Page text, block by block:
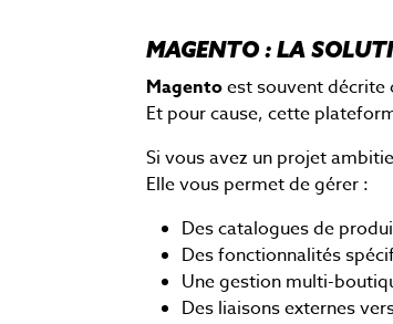
MAGENTO : LA
Magentoest souvent décrite
Et pour cause, cette
Si vous avez un projet
Elle vous permet de gérer :
Des catalogues de
Des fonctionnalités
Une gestion multi-
Des liaisons externes